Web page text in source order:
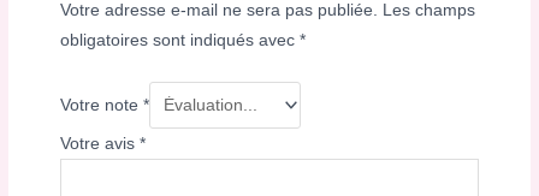
Votre adresse e-mail ne sera pas publiée. Les champs
obligatoires sont indiqués avec*
Votre note*
Votre avis*